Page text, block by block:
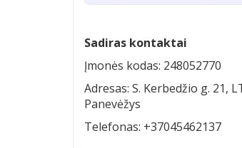
Sadiras kontaktai
Įmonės kodas: 248052770
Adresas: S. Kerbedžio g. 21,
Panevėžys
Telefonas: +37045462137